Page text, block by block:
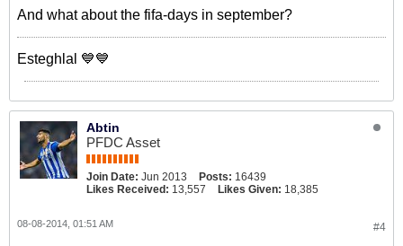
And what about the fifa-days in september?
Esteghlal 💙💙
Abtin
PFDC Asset
Join Date: Jun 2013 Posts: 16439
Likes Received: 13,557 Likes Given: 18,385
#4
08-08-2014, 01:51 AM